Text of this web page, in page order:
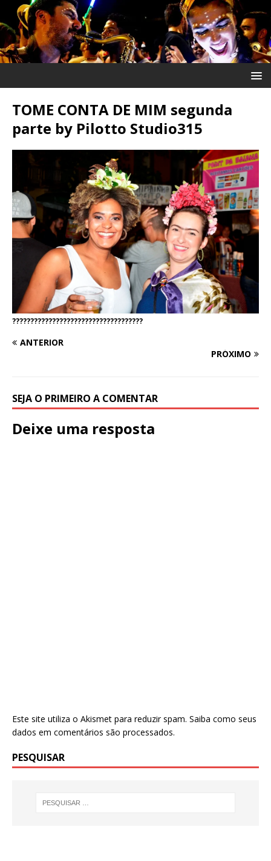
TOME CONTA DE MIM segunda
parte by Pilotto Studio315
????????????????????????????????????
ANTERIOR
PRÓXIMO
SEJA O PRIMEIRO A COMENTAR
Deixe uma resposta
Este site utiliza o Akismet para reduzir spam. Saiba como seus
dados em comentários são processados.
PESQUISAR